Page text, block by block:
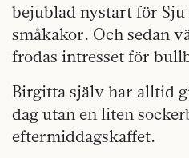
bejublad nystart för
småkakor. Och sedan
frodas intresset för
Birgitta själv har alltid
dag utan en liten
eftermiddagskaffet.